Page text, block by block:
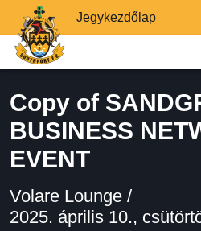
Jegykezdőlap
Copy of
BUSINESS
EVENT
Volare Lounge /
2025. április 10.,